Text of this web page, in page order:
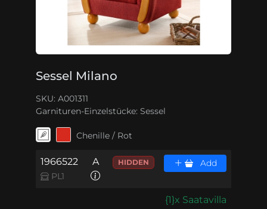
Sessel Milano
SKU: A001311
Garnituren-Einzelstücke: Sessel
Chenille / Rot
1966522
PL1
A HIDDEN Add
{1}x Saatavilla